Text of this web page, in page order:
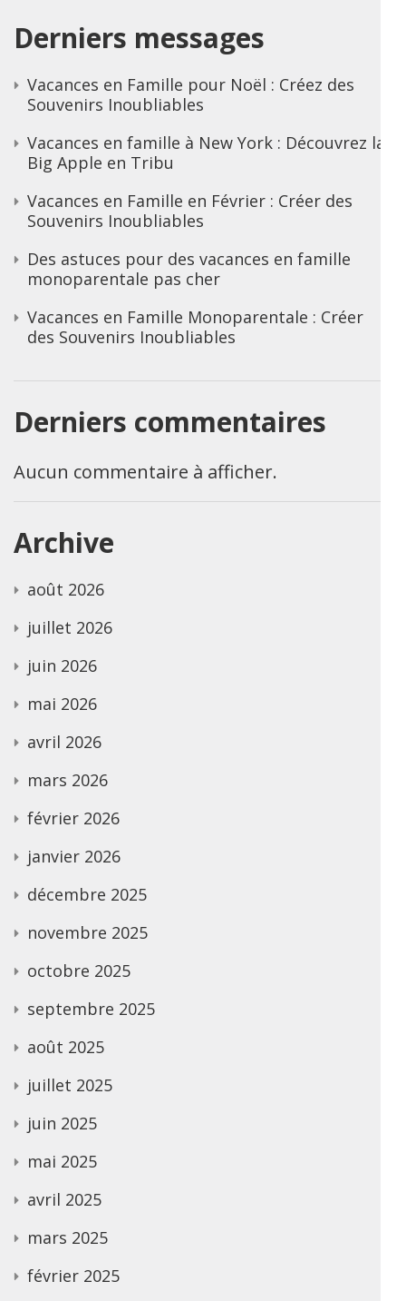
Derniers messages
Vacances en Famille pour Noël : Créez des
Souvenirs Inoubliables
Vacances en famille à New York : Découvrez la
Big Apple en Tribu
Vacances en Famille en Février : Créer des
Souvenirs Inoubliables
Des astuces pour des vacances en famille
monoparentale pas cher
Vacances en Famille Monoparentale : Créer
des Souvenirs Inoubliables
Derniers commentaires
Aucun commentaire à afficher.
Archive
août 2026
juillet 2026
juin 2026
mai 2026
avril 2026
mars 2026
février 2026
janvier 2026
décembre 2025
novembre 2025
octobre 2025
septembre 2025
août 2025
juillet 2025
juin 2025
mai 2025
avril 2025
mars 2025
février 2025